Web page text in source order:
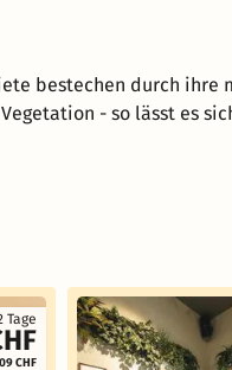
bestechen durch ihre
- so lässt es
Tage
CHF